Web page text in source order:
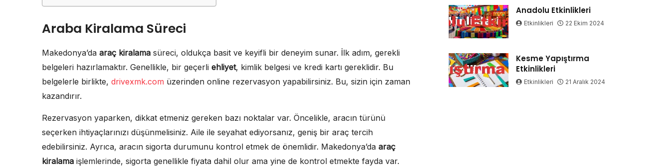
Araba Kiralama Süreci
Makedonya’da araç kiralama süreci, oldukça basit ve keyifli bir deneyim sunar. İlk adım, gerekli
belgeleri hazırlamaktır. Genellikle, bir geçerli ehliyet, kimlik belgesi ve kredi kartı gereklidir. Bu
belgelerle birlikte, drivexmk.com üzerinden online rezervasyon yapabilirsiniz. Bu, sizin için zaman
kazandırır.
Rezervasyon yaparken, dikkat etmeniz gereken bazı noktalar var. Öncelikle, aracın türünü
seçerken ihtiyaçlarınızı düşünmelisiniz. Aile ile seyahat ediyorsanız, geniş bir araç tercih
edebilirsiniz. Ayrıca, aracın sigorta durumunu kontrol etmek de önemlidir. Makedonya’da araç
kiralama işlemlerinde, sigorta genellikle fiyata dahil olur ama yine de kontrol etmekte fayda var.
Anadolu Etkinlikleri
Etkinlikleri 22 Ekim 2024
Kesme Yapıştırma
Etkinlikleri
Etkinlikleri 21 Aralık 2024